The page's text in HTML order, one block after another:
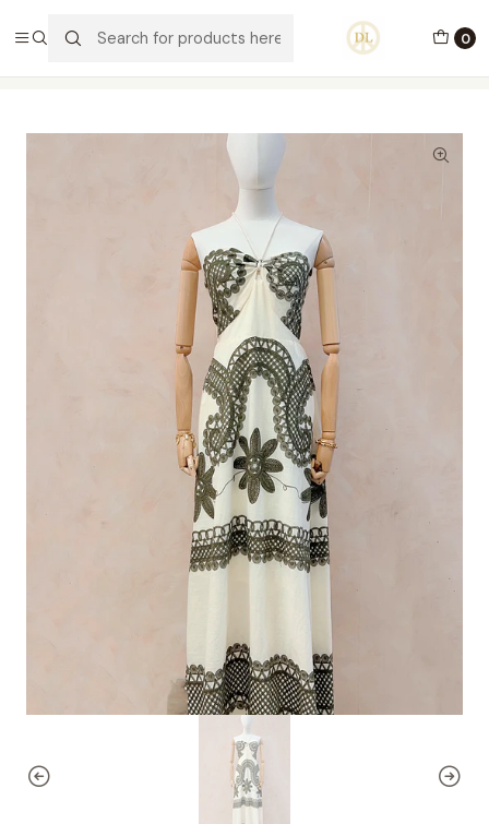
0
PORTES GRÁTIS ACIMA DE 70€ PORTUGAL CONTINENTAL